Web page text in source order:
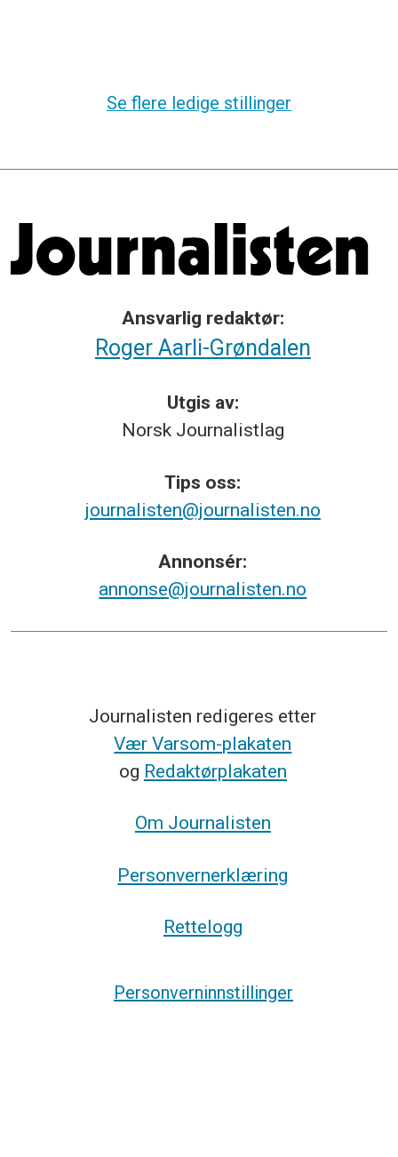
Se flere ledige stillinger
Ansvarlig redaktør:
Roger Aarli-Grøndalen
Utgis av:
Norsk Journalistlag
Tips oss:
journalisten@journalisten.no
Annonsér:
annonse@journalisten.no
Journalisten redigeres etter
Vær Varsom-plakaten
og Redaktørplakaten
Om Journalisten
Personvernerklæring
Rettelogg
Personverninnstillinger